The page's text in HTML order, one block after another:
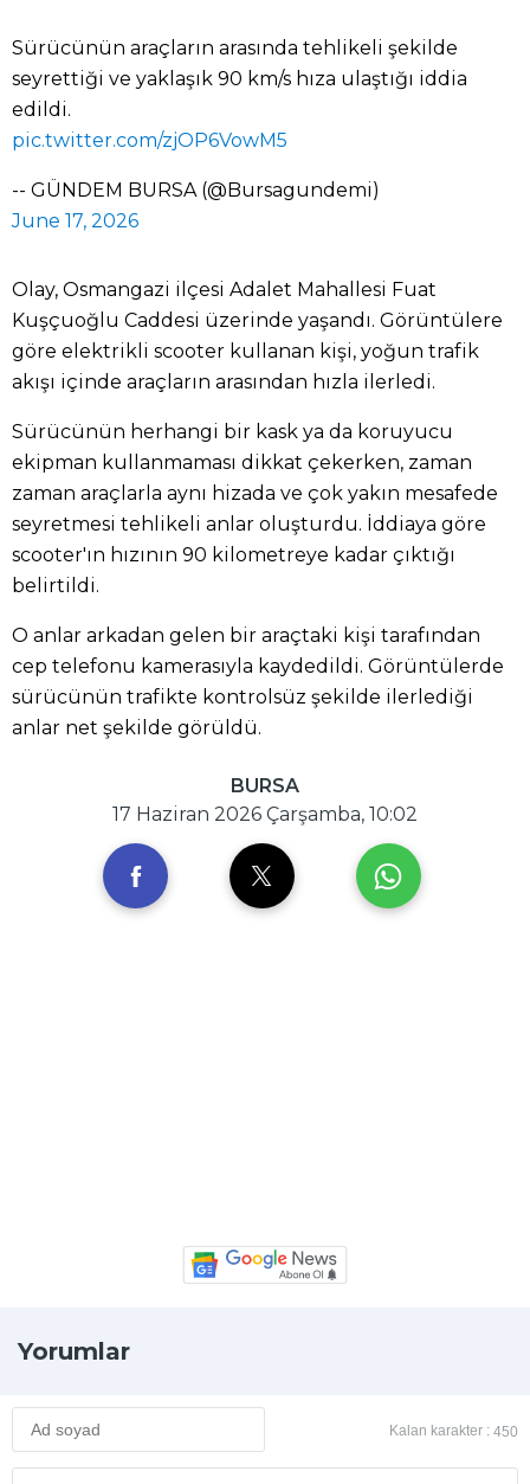
Sürücünün araçların arasında tehlikeli şekilde
seyrettiği ve yaklaşık 90 km/s hıza ulaştığı iddia
edildi.
pic.twitter.com/zjOP6VowM5
-- GÜNDEM BURSA (@Bursagundemi)
June 17, 2026
Olay, Osmangazi ilçesi Adalet Mahallesi Fuat
Kuşçuoğlu Caddesi üzerinde yaşandı. Görüntülere
göre elektrikli scooter kullanan kişi, yoğun trafik
akışı içinde araçların arasından hızla ilerledi.
Sürücünün herhangi bir kask ya da koruyucu
ekipman kullanmaması dikkat çekerken, zaman
zaman araçlarla aynı hizada ve çok yakın mesafede
seyretmesi tehlikeli anlar oluşturdu. İddiaya göre
scooter'ın hızının 90 kilometreye kadar çıktığı
belirtildi.
O anlar arkadan gelen bir araçtaki kişi tarafından
cep telefonu kamerasıyla kaydedildi. Görüntülerde
sürücünün trafikte kontrolsüz şekilde ilerlediği
anlar net şekilde görüldü.
BURSA
17 Haziran 2026 Çarşamba, 10:02
Yorumlar
Kalan karakter : 450